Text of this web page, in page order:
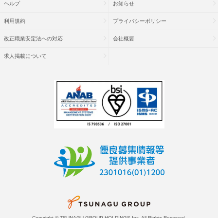
ヘルプ お知らせ
利用規約 プライバシーポリシー
改正職業安定法への対応 会社概要
求人掲載について